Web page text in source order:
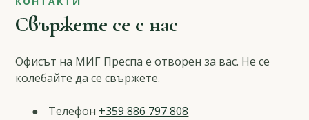
Свържете се с нас
Офисът на МИГ Преспа е отворен за вас. Не се
колебайте да се свържете.
Телефон +359 886 797 808